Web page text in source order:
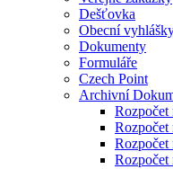
Dešťovka
Obecní
Dokumenty
Formuláře
Czech Point
Archivní
Rozpočet
Rozpočet
Rozpočet
Rozpočet